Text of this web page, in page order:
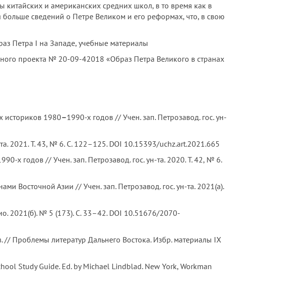
и американских средних школ, в то время как в
сведений о Петре Великом и его реформах, что, в свою
Петра I на Западе, учебные материалы
проекта № 20-09-42018 «Образ Петра Великого в странах
историков 1980–1990-х годов // Учен. зап. Петрозавод. гос. ун-
2021. Т. 43, № 6. С. 122–125. DOI 10.15393/uchz.art.2021.665
х годов // Учен. зап. Петрозавод. гос. ун-та. 2020. Т. 42, № 6.
Восточной Азии // Учен. зап. Петрозавод. гос. ун-та. 2021(а).
2021(б). № 5 (173). С. 33–42. DOI 10.51676/2070-
// Проблемы литератур Дальнего Востока. Избр. материалы IX
Study Guide. Ed. by Michael Lindblad. New York, Workman